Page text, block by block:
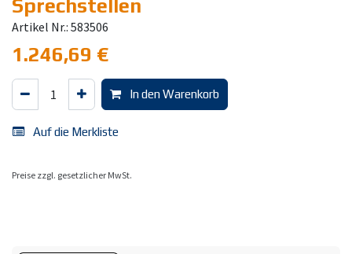
Sprechstellen
Artikel Nr.: 583506
1.246,69 €
In den Warenkorb
Auf die Merkliste
Preise zzgl. gesetzlicher MwSt.